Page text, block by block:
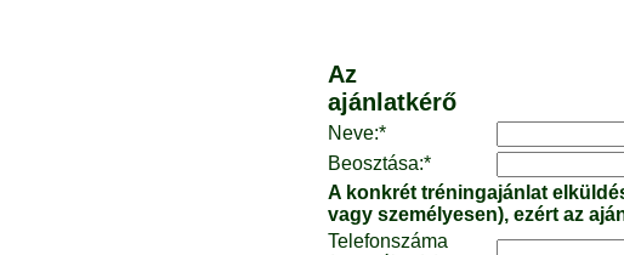
Az
ajánlatkérő
Neve:*
Beosztása:*
A konkrét tréningajánlat
vagy személyesen), ezért az
Telefonszáma